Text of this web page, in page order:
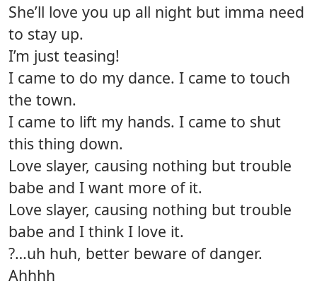
She’ll love you up all night but imma need
to stay up.
I’m just teasing!
I came to do my dance. I came to touch
the town.
I came to lift my hands. I came to shut
this thing down.
Love slayer, causing nothing but trouble
babe and I want more of it.
Love slayer, causing nothing but trouble
babe and I think I love it.
?…uh huh, better beware of danger.
Ahhhh